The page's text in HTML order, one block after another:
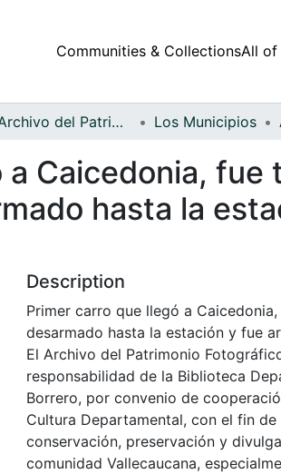
Communities & CollectionsAll of
Fondo Archivo del Patrimonio Fotográfico y Fílmico del Valle del Cauca Los Municipios
Caicedonia, fue
hasta la
Description
Primer carro que llegó a
desarmado hasta la estación y fue
El Archivo del Patrimonio
responsabilidad de la Biblioteca
Borrero, por convenio de
Cultura Departamental, con el fin
conservación, preservación y
comunidad Vallecaucana,